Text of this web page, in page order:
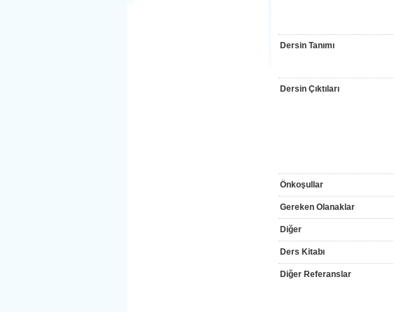
Dersin Tanımı
Dersin Çıktıları
Önkoşullar
Gereken Olanaklar
Diğer
Ders Kitabı
Diğer Referanslar